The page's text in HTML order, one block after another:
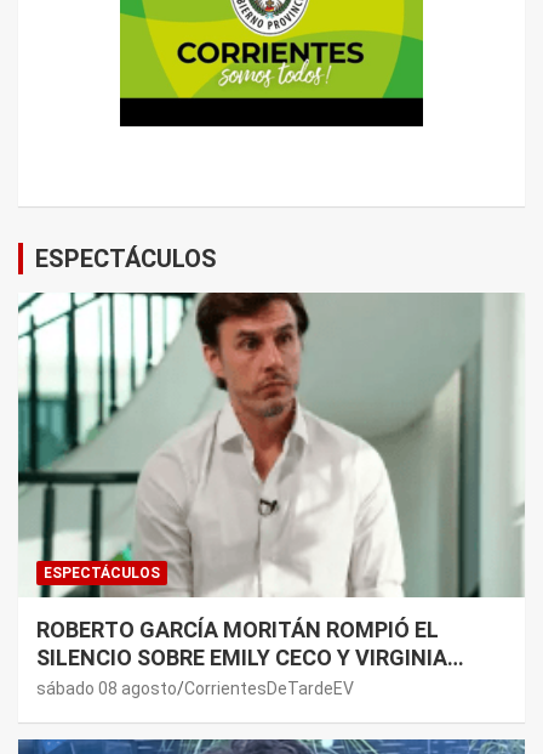
ESPECTÁCULOS
ESPECTÁCULOS
ROBERTO GARCÍA MORITÁN ROMPIÓ EL
SILENCIO SOBRE EMILY CECO Y VIRGINIA
GALLARDO: “DEDÍQUENSE A SUS VIDAS”
sábado 08 agosto CorrientesDeTardeEV